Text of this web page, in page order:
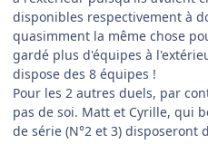
disponibles respectivement à
quasimment la même chose
gardé plus d'équipes à
dispose des 8 équipes !
Pour les 2 autres duels, par
pas de soi. Matt et Cyrille, qui
de série (N°2 et 3)